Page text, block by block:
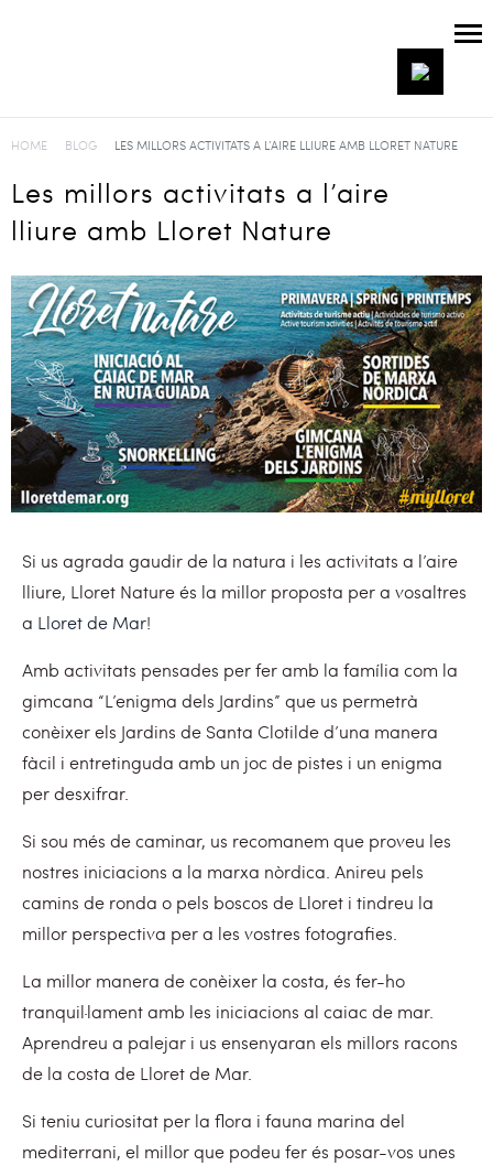
HOME BLOG LES MILLORS ACTIVITATS A L’AIRE LLIURE AMB LLORET NATURE
Les millors activitats a l’aire
lliure amb Lloret Nature
Si us agrada gaudir de la natura i les activitats a l’aire
lliure, Lloret Nature és la millor proposta per a vosaltres
a Lloret de Mar!
Amb activitats pensades per fer amb la família com la
gimcana “L’enigma dels Jardins” que us permetrà
conèixer els Jardins de Santa Clotilde d’una manera
fàcil i entretinguda amb un joc de pistes i un enigma
per desxifrar.
Si sou més de caminar, us recomanem que proveu les
nostres iniciacions a la marxa nòrdica. Anireu pels
camins de ronda o pels boscos de Lloret i tindreu la
millor perspectiva per a les vostres fotografies.
La millor manera de conèixer la costa, és fer-ho
tranquil·lament amb les iniciacions al caiac de mar.
Aprendreu a palejar i us ensenyaran els millors racons
de la costa de Lloret de Mar.
Si teniu curiositat per la flora i fauna marina del
mediterrani, el millor que podeu fer és posar-vos unes